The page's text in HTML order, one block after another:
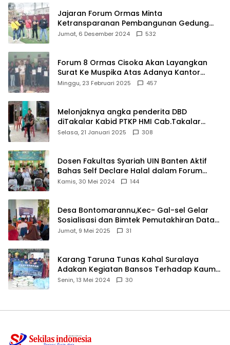
Jajaran Forum Ormas Minta
Ketransparanan Pembangunan Gedung
Damkar Di Kecamatan Cisoka
Jumat, 6 Desember 2024 532
Forum 8 Ormas Cisoka Akan Layangkan
Surat Ke Muspika Atas Adanya Kantor
Matel di Cisoka
Minggu, 23 Februari 2025 457
Melonjaknya angka penderita DBD
diTakalar Kabid PTKP HMI Cab.Takalar
angkat bicara
Selasa, 21 Januari 2025 308
Dosen Fakultas Syariah UIN Banten Aktif
Bahas Self Declare Halal dalam Forum
Ijtima Ulama MUI
Kamis, 30 Mei 2024 144
Desa Bontomarannu,Kec- Gal-sel Gelar
Sosialisasi dan Bimtek Pemutakhiran Data
ID
Jumat, 9 Mei 2025 31
Karang Taruna Tunas Kahal Suralaya
Adakan Kegiatan Bansos Terhadap Kaum
Dhuafa dan Anak Yatim-Piatu
Senin, 13 Mei 2024 30